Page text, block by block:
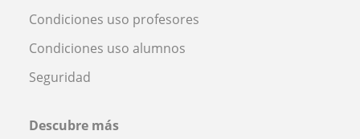
Condiciones uso profesores
Condiciones uso alumnos
Seguridad
Descubre más